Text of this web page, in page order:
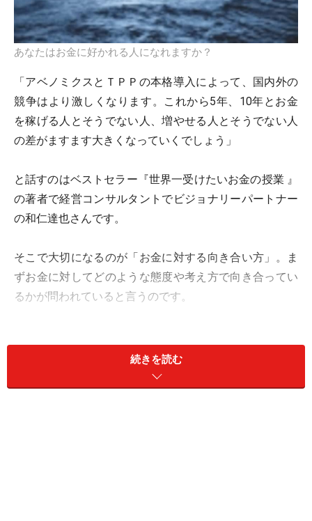
あなたはお金に好かれる人になれますか？
「アベノミクスとＴＰＰの本格導入によって、国内外の
競争はより激しくなります。これから5年、10年とお金
を稼げる人とそうでない人、増やせる人とそうでない人
の差がますます大きくなっていくでしょう」
と話すのはベストセラー『世界一受けたいお金の授業 』
の著者で経営コンサルタントでビジョナリーパートナー
の和仁達也さんです。
そこで大切になるのが「お金に対する向き合い方」。ま
ずお金に対してどのような態度や考え方で向き合ってい
るかが問われていると言うのです。
い。まずいい意味でお金を好きになることが大切です」
続きを読む